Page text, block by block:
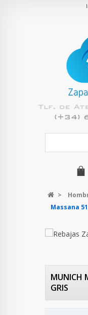
>
Massana
MUNICH
GRIS